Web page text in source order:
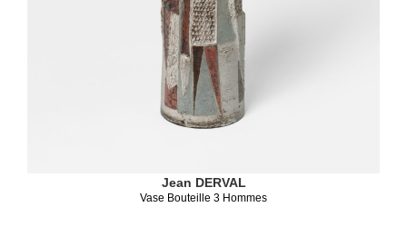
Jean DERVAL
Vase Bouteille 3 Hommes